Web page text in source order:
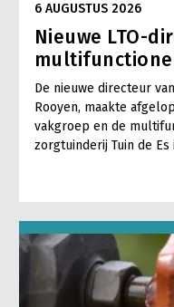
6 AUGUSTUS 2026
Nieuwe LTO-
De nieuwe directeur
Rooyen, maakte
vakgroep en de
zorgtuinderij Tuin de Es